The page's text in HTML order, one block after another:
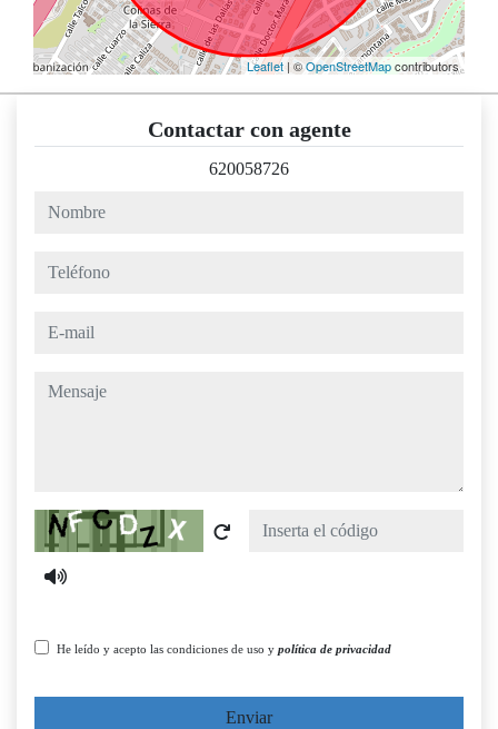
Leaflet | ©OpenStreetMapcontributors
Contactar con agente
620058726
nombre
teléfono
e-mail
mensaje
Captcha
He leído y acepto las condiciones de uso y política de privacidad
Enviar